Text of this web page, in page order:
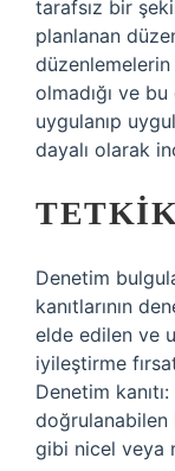
tarafsız bir
planlanan
olmadığı ve
uygulanıp
dayalı olarak
Denetim
kanıtlarının
elde edilen ve
iyileştirme
Denetim
doğrulanabilen
gibi nicel veya